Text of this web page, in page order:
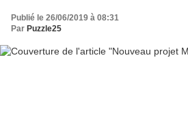
Publié le 26/06/2019 à 08:31
Par Puzzle25